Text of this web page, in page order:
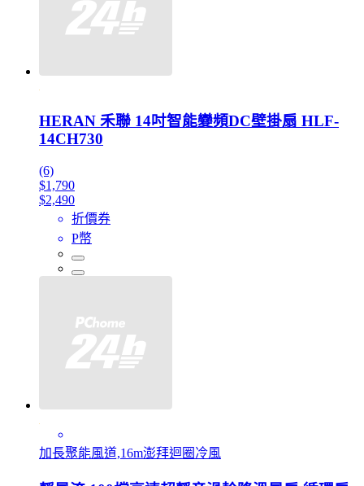
HERAN 禾聯 14吋智能變頻DC壁掛扇 HLF-
14CH730
(6)
$1,790
$2,490
折價券
P幣
加長聚能風道,16m澎拜迴圈冷風